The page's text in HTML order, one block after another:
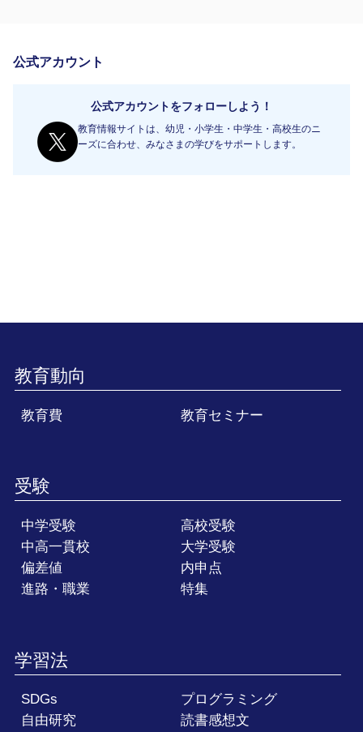
公式アカウント
公式アカウントをフォローしよう！
教育情報サイトは、幼児・小学生・中学生・高校生のニ
ーズに合わせ、みなさまの学びをサポートします。
教育動向
教育費 教育セミナー
受験
中学受験
高校受験
中高一貫校
大学受験
偏差値
内申点
進路・職業
特集
学習法
SDGs
プログラミング
自由研究
読書感想文